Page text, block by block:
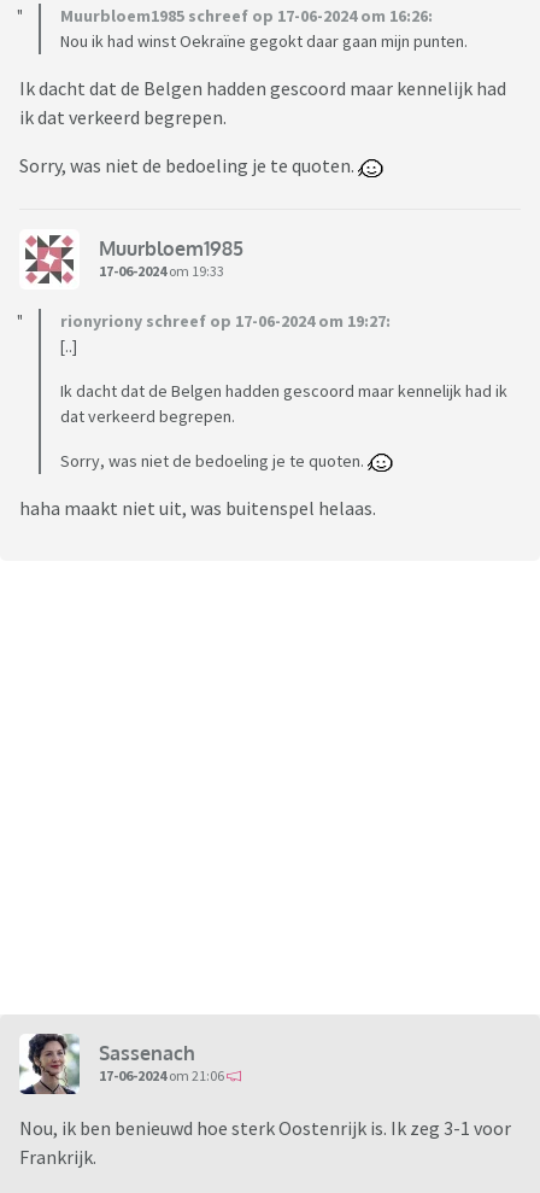
Muurbloem1985 schreef op 17-06-2024 om 16:26:
Nou ik had winst Oekraïne gegokt daar gaan mijn punten.
Ik dacht dat de Belgen hadden gescoord maar kennelijk had
ik dat verkeerd begrepen.
Sorry, was niet de bedoeling je te quoten.
Muurbloem1985
17-06-2024om 19:33
rionyriony schreef op 17-06-2024 om 19:27:
[..]
Ik dacht dat de Belgen hadden gescoord maar kennelijk had ik
dat verkeerd begrepen.
Sorry, was niet de bedoeling je te quoten.
haha maakt niet uit, was buitenspel helaas.
Sassenach
17-06-2024om 21:06
Nou, ik ben benieuwd hoe sterk Oostenrijk is. Ik zeg 3-1 voor
Frankrijk.